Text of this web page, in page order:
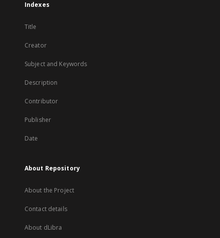
Indexes
Title
Creator
Subject and Keywords
Description
Contributor
Publisher
Date
About Repository
About the Project
Contact details
About dLibra